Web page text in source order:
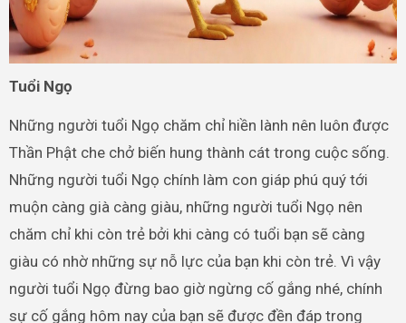
Tuổi Ngọ
Những người tuổi Ngọ chăm chỉ hiền lành nên luôn được
Thần Phật che chở biến hung thành cát trong cuộc sống.
Những người tuổi Ngọ chính làm con giáp phú quý tới
muộn càng già càng giàu, những người tuổi Ngọ nên
chăm chỉ khi còn trẻ bởi khi càng có tuổi bạn sẽ càng
giàu có nhờ những sự nỗ lực của bạn khi còn trẻ. Vì vậy
người tuổi Ngọ đừng bao giờ ngừng cố gắng nhé, chính
sự cố gắng hôm nay của bạn sẽ được đền đáp trong